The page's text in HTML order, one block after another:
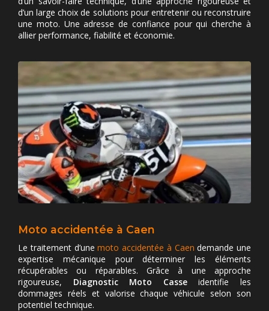
d’un large choix de solutions pour entretenir ou reconstruire
une moto. Une adresse de confiance pour qui cherche à
allier performance, fiabilité et économie.
Moto accidentée à Caen
Le traitement d’unemoto accidentée à Caen demande une
expertise mécanique pour déterminer les éléments
récupérables ou réparables. Grâce à une approche
rigoureuse, Diagnostic Moto Casseidentifie les
dommages réels et valorise chaque véhicule selon son
potentiel technique.